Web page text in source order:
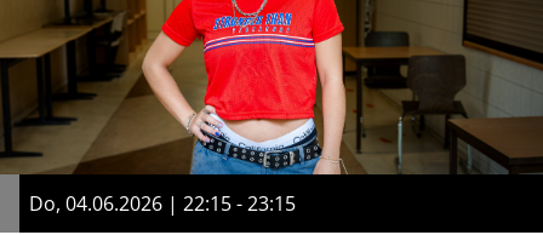
Do, 04.06.2026 | 22:15 - 23:15